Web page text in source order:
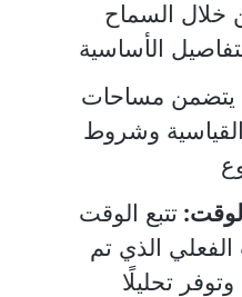
خلال السماح
الأساسية
يتضمن مساحات
وشروط
تتبع الوقت
الذي تم
تحليلًا